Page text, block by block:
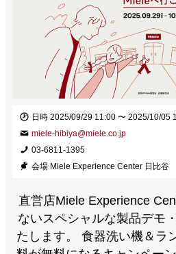
日時 2025/09/29 11:00 〜 2025/10/05
miele-hibiya@miele.co.jp
03-6811-1395
会場 Miele Experience Center 日比谷
直営店Miele Experience
ないスペシャルな製品デモ
たします。 食器洗い機＆ラ